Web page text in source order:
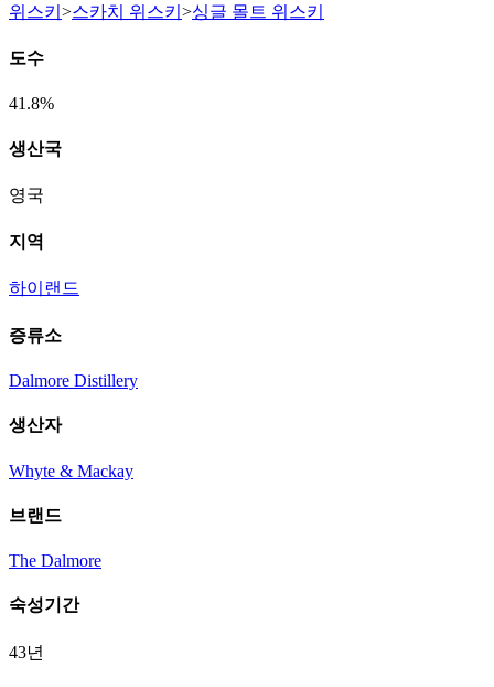
위스키 >스카치 위스키 >싱글 몰트 위스키
도수
41.8%
생산국
영국
지역
하이랜드
증류소
Dalmore Distillery
생산자
Whyte & Mackay
브랜드
The Dalmore
숙성기간
43년